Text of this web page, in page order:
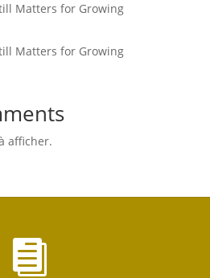
Matters for Growing
Matters for Growing
afficher.
